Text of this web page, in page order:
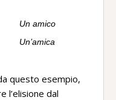
Un amico
Un’amica
questo esempio,
l’elisione dal